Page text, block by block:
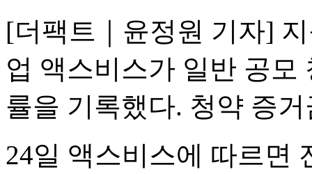
[더팩트｜윤정원 기자]
업 액스비스가 일반 공모
률을 기록했다. 청약 증
24일 액스비스에 따르면